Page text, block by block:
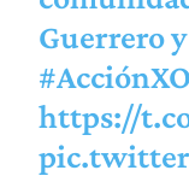
Guerrero
https://